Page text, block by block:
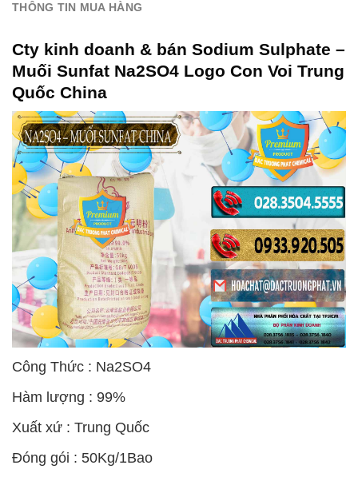
THÔNG TIN MUA HÀNG
Cty kinh doanh & bán Sodium Sulphate –
Muối Sunfat Na2SO4 Logo Con Voi Trung
Quốc China
Công Thức : Na2SO4
Hàm lượng : 99%
Xuất xứ : Trung Quốc
Đóng gói : 50Kg/1Bao